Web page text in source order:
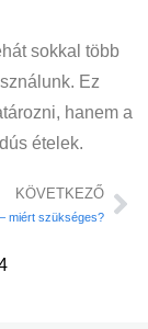
sokkal több
Ez
hanem a
ételek.
KÖVETKEZŐ
miért szükséges?